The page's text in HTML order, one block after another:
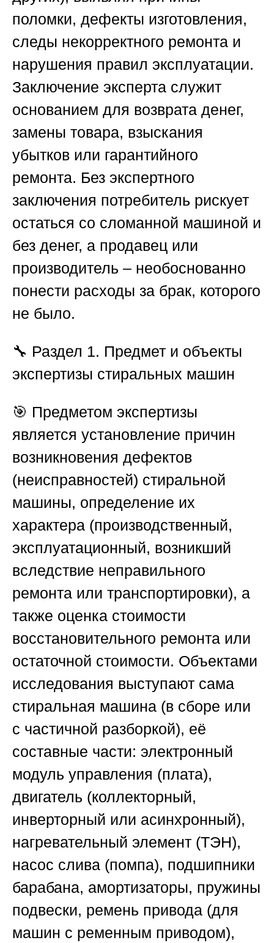
поломки, дефекты изготовления,
следы некорректного ремонта и
нарушения правил эксплуатации.
Заключение эксперта служит
основанием для возврата денег,
замены товара, взыскания
убытков или гарантийного
ремонта. Без экспертного
заключения потребитель рискует
остаться со сломанной машиной и
без денег, а продавец или
производитель – необоснованно
понести расходы за брак, которого
не было.
🔧 Раздел 1. Предмет и объекты
экспертизы стиральных машин
🎯 Предметом экспертизы
является установление причин
возникновения дефектов
(неисправностей) стиральной
машины, определение их
характера (производственный,
эксплуатационный, возникший
вследствие неправильного
ремонта или транспортировки), а
также оценка стоимости
восстановительного ремонта или
остаточной стоимости. Объектами
исследования выступают сама
стиральная машина (в сборе или
с частичной разборкой), её
составные части: электронный
модуль управления (плата),
двигатель (коллекторный,
инверторный или асинхронный),
нагревательный элемент (ТЭН),
насос слива (помпа), подшипники
барабана, амортизаторы, пружины
подвески, ремень привода (для
машин с ременным приводом),